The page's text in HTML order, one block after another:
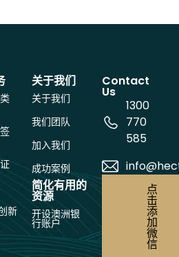
新
关于我们
关于我们
我们团队
加入我们
成功案例
简化有用的
资源
开设澳洲银
行账户
Contact
Us
1300
770
585
点
击
添
加
微
信